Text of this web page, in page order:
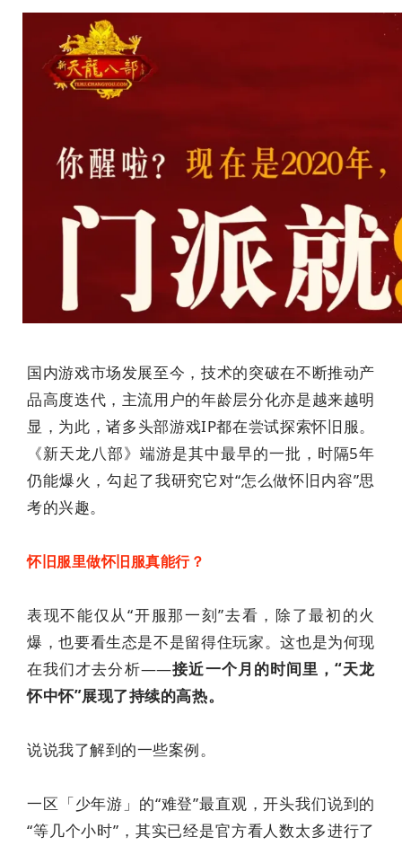
国内游戏市场发展至今，技术的突破在不断推动产
品高度迭代，主流用户的年龄层分化亦是越来越明
显，为此，诸多头部游戏IP都在尝试探索怀旧服。
《新天龙八部》端游是其中最早的一批，时隔5年
仍能爆火，勾起了我研究它对“怎么做怀旧内容”思
考的兴趣。
怀旧服里做怀旧服真能行？
表现不能仅从“开服那一刻”去看，除了最初的火
爆，也要看生态是不是留得住玩家。这也是为何现
在我们才去分析——接近一个月的时间里，“天龙
怀中怀”展现了持续的高热。
说说我了解到的一些案例。
一区「少年游」的“难登”最直观，开头我们说到的
“等几个小时”，其实已经是官方看人数太多进行了